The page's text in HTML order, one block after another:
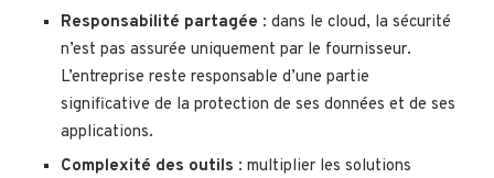
Responsabilité partagée : dans le cloud, la sécurité
n’est pas assurée uniquement par le fournisseur.
L’entreprise reste responsable d’une partie
significative de la protection de ses données et de ses
applications.
Complexité des outils : multiplier les solutions